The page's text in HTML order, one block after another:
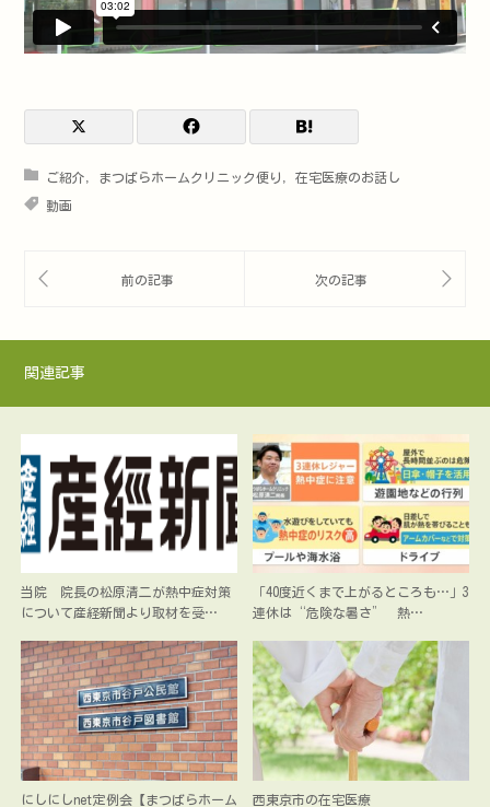
ご紹介 まつばらホームクリニック便り 在宅医療のお話し
動画
関連記事
当院 院長の松原清二が熱中症対策
について産経新聞より取材を受…
「40度近くまで上がるところも…」3
連休は“危険な暑さ” 熱…
にしにしnet定例会【まつばらホーム
西東京市の在宅医療